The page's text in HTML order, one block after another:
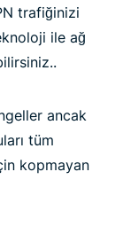
trafiğinizi
ile ağ
ancak
tüm
kopmayan